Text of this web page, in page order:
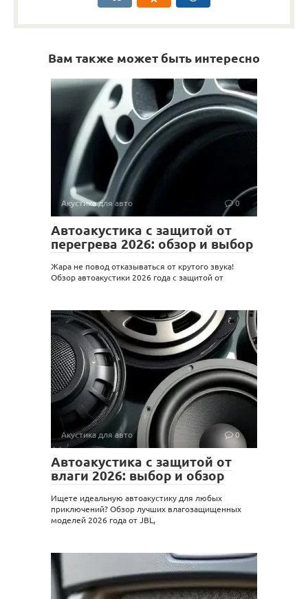
Вам также может быть интересно
Акустика для авто 0
Автоакустика с защитой от
перегрева 2026: обзор и выбор
Жара не повод отказываться от крутого звука!
Обзор автоакустики 2026 года с защитой от
Акустика для авто 0
Автоакустика с защитой от
влаги 2026: выбор и обзор
Ищете идеальную автоакустику для любых
приключений? Обзор лучших влагозащищенных
моделей 2026 года от JBL,